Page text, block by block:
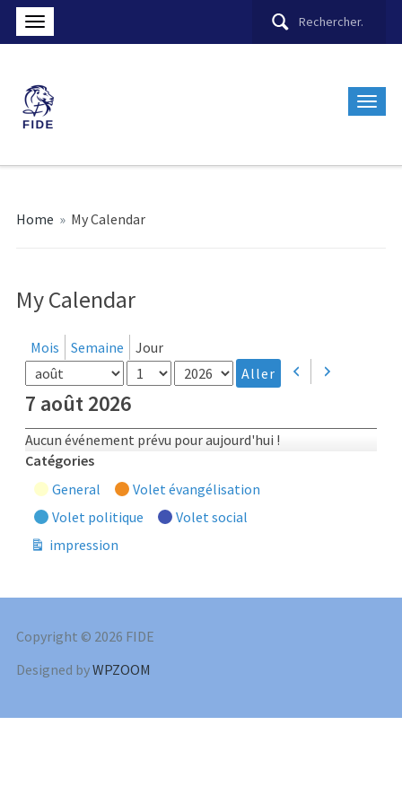
Home » My Calendar
My Calendar
Mois Semaine
Jour
Mois
Jour Année Précédent
Suivant
7 août 2026
Aucun événement prévu pour aujourd'hui !
Catégories
General
Volet évangélisation
Volet politique
Volet social
Vue
impression
Copyright © 2026 FIDE
Designed byWPZOOM